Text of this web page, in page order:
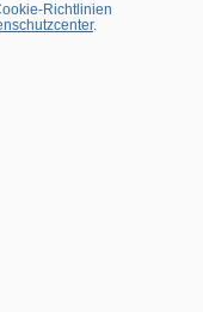
Richtlinien
.